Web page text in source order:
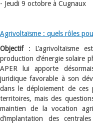
- Jeudi 9 octobre à Cugnaux
Agrivoltaïsme : quels rôles
Objectif: L’agrivoltaïsme
production d’énergie solaire
APER lui apporte
juridique favorable à son
dans le déploiement de ces
territoires, mais des
maintien de la vocation
d’implantation des